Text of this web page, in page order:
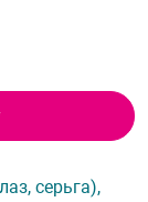
серьга),